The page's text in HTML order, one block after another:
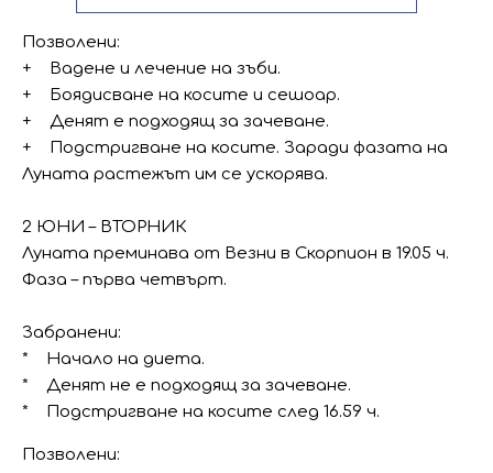
Позволени:
+ Вадене и лечение на зъби.
+ Боядисване на косите и сешоар.
+ Денят е подходящ за зачеване.
+ Подстригване на косите. Заради фазата на
Луната растежът им се ускорява.
2 ЮНИ – ВТОРНИК
Луната преминава от Везни в Скорпион в 19.05 ч.
Фаза – първа четвърт.
Забранени:
* Начало на диета.
* Денят не е подходящ за зачеване.
* Подстригване на косите след 16.59 ч.
Позволени: